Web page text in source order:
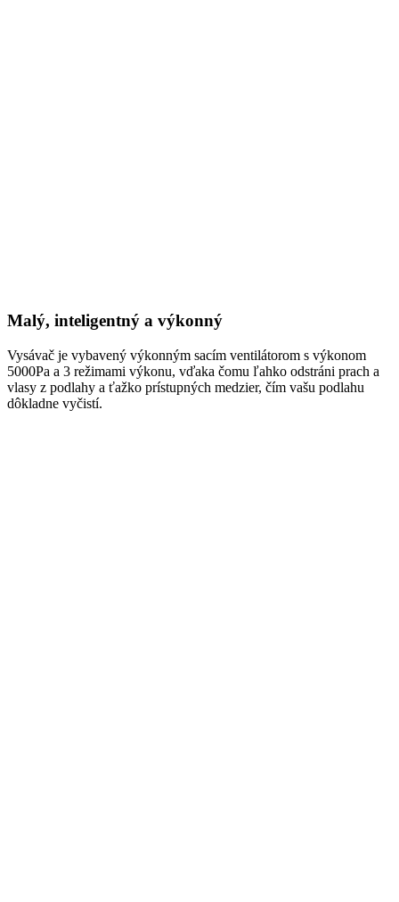
Malý, inteligentný a výkonný
Vysávač je vybavený výkonným sacím ventilátorom s výkonom
5000Pa a 3 režimami výkonu, vďaka čomu ľahko odstráni prach a
vlasy z podlahy a ťažko prístupných medzier, čím vašu podlahu
dôkladne vyčistí.